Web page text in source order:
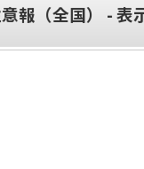
報（全国） - 表